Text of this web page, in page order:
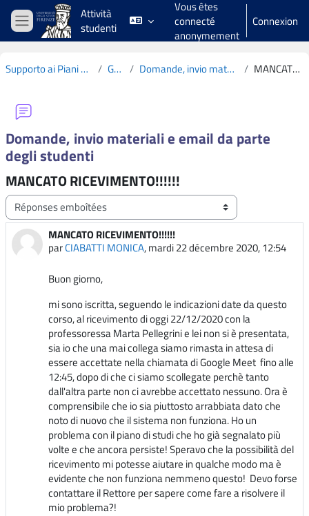
Passer au contenu principal
Panneau latéral
Attività
studenti
Vous êtes
connecté
anonymement
Connexion
Supporto ai Piani di Studio CdS L19 2020-2021 Généralités Domande, invio materiali e email da parte degli studenti MANCATO RICEVIMENTO!!!!!!
Domande, invio materiali e email da parte
degli studenti
MANCATO RICEVIMENTO!!!!!!
Type d’affichage
MANCATO RICEVIMENTO!!!!!!
parCIABATTI MONICA,mardi 22 décembre 2020, 12:54
Nombre de réponses : 1
Buon giorno,
mi sono iscritta, seguendo le indicazioni date da questo
corso, al ricevimento di oggi 22/12/2020 con la
professoressa Marta Pellegrini e lei non si è presentata,
sia io che una mai collega siamo rimasta in attesa di
essere accettate nella chiamata di Google Meet fino alle
12:45, dopo di che ci siamo scollegate perchè tanto
dall'altra parte non ci avrebbe accettato nessuno. Ora è
comprensibile che io sia piuttosto arrabbiata dato che
noto di nuovo che il sistema non funziona. Ho un
problema con il piano di studi che ho già segnalato più
volte e che ancora persiste! Speravo che la possibilità del
ricevimento mi potesse aiutare in qualche modo ma è
evidente che non funziona nemmeno questo! Devo forse
contattare il Rettore per sapere come fare a risolvere il
mio problema?!